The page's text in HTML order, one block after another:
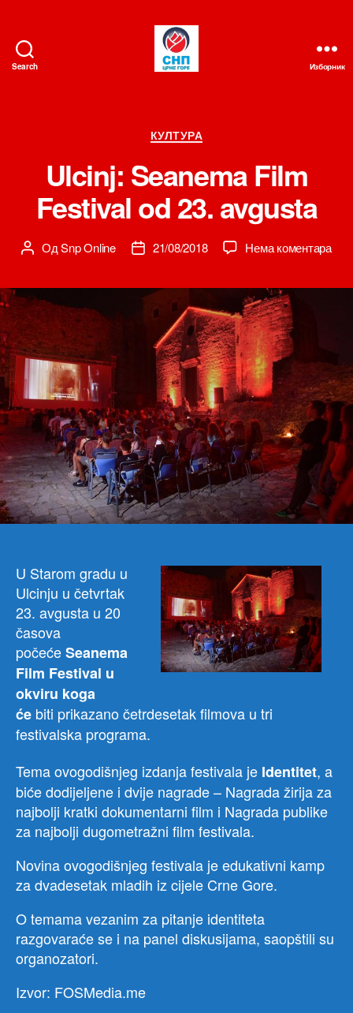
Search Изборник
Категорије
КУЛТУРА
Ulcinj: Seanema Film
Festival od 23. avgusta
Аутор
ОдSnp Online
Датум21/08/2018 Нема коментарана
U Starom gradu u
Ulcinju u četvrtak
23. avgusta u 20
časova
počećeSeanema
Film Festival u
okviru koga
će biti prikazano četrdesetak filmova u tri
festivalska programa.
Tema ovogodišnjeg izdanja festivala je Identitet, a
biće dodijeljene i dvije nagrade – Nagrada žirija za
najbolji kratki dokumentarni film i Nagrada publike
za najbolji dugometražni film festivala.
Novina ovogodišnjeg festivala je edukativni kamp
za dvadesetak mladih iz cijele Crne Gore.
O temama vezanim za pitanje identiteta
razgovaraće se i na panel diskusijama, saopštili su
organozatori.
Izvor: FOSMedia.me